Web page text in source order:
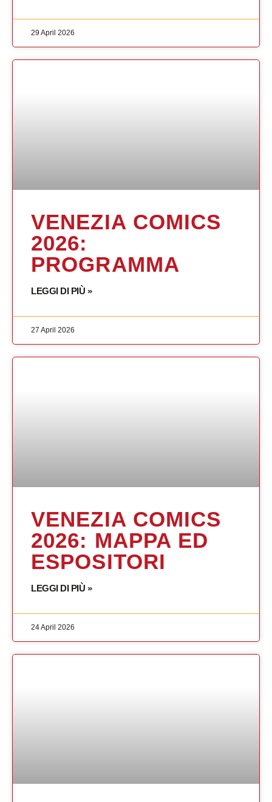
29 April 2026
VENEZIA COMICS
2026:
PROGRAMMA
LEGGI DI PIÙ »
27 April 2026
VENEZIA COMICS
2026: MAPPA ED
ESPOSITORI
LEGGI DI PIÙ »
24 April 2026